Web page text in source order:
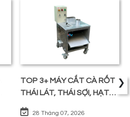
TOP 3+ MÁY CẮT CÀ RỐT
THÁI LÁT, THÁI SỢI, HẠT
28 Tháng 07, 2026
›